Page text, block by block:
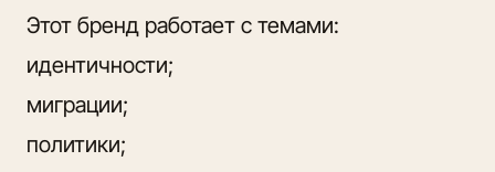
Этот бренд работает с темами:
идентичности;
миграции;
политики;